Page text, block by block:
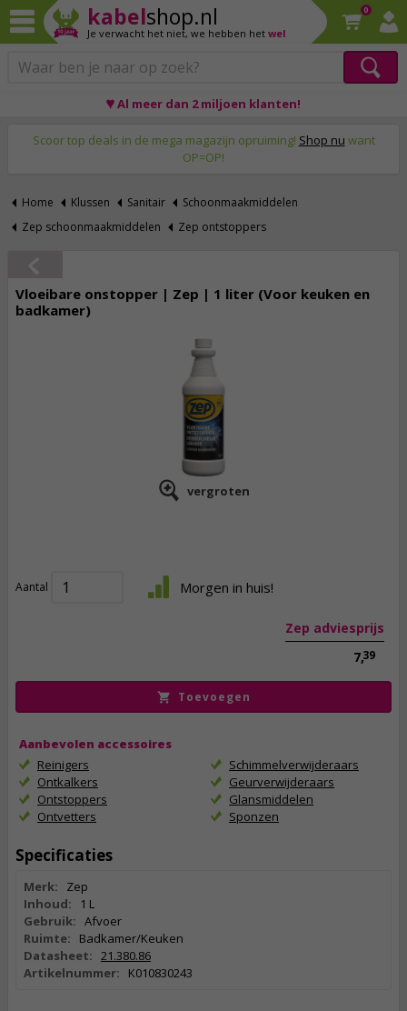
kabelshop.nl
Je verwacht het niet, we hebben het wel
0
♥ Al meer dan 2 miljoen klanten!
Scoor top deals in de mega magazijn opruiming! Shop nu want
OP=OP!
Home Klussen Sanitair
Schoonmaakmiddelen
Zep schoonmaakmiddelen
Zep ontstoppers
Vloeibare onstopper | Zep | 1 liter (Voor keuken en
badkamer)
vergroten
Zep adviesprijs
7,39
Aantal Morgen in huis!
Toevoegen
Aanbevolen accessoires
Reinigers
Ontkalkers
Ontstoppers
Ontvetters
Schimmelverwijderaars
Geurverwijderaars
Glansmiddelen
Sponzen
Specificaties
Merk:
Zep
Inhoud:
1 L
Gebruik: Afvoer
Ruimte:
Badkamer/Keuken
Datasheet: 21.380.86
Artikelnummer:
K010830243